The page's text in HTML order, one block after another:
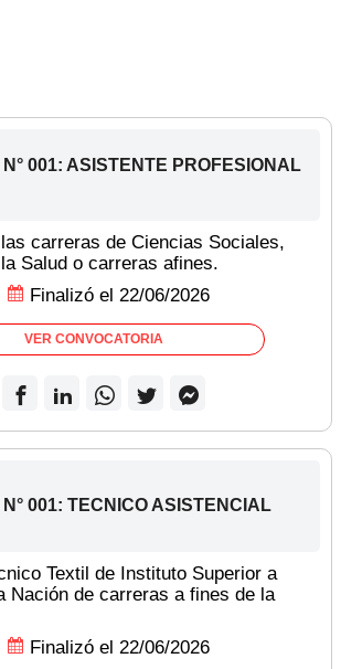
N° 001: ASISTENTE PROFESIONAL
carreras de Ciencias Sociales,
Salud o carreras afines.
Finalizó el 22/06/2026
VER CONVOCATORIA
N° 001: TECNICO ASISTENCIAL
Textil de Instituto Superior a
Nación de carreras a fines de la
Finalizó el 22/06/2026